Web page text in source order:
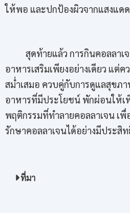
ให้พอ และปกป้องผิวจากแสงแดด
สุดท้ายแล้ว การกินคอลลาเจ
อาหารเสริมเพียงอย่างเดียว แต่
สม่ำเสมอ ควบคู่กับการดูแลสุขภ
อาหารที่มีประโยชน์ พักผ่อนให้เ
พฤติกรรมที่ทำลายคอลลาเจน เพื่
รักษาคอลลาเจนได้อย่างมีประสิ
ที่มา